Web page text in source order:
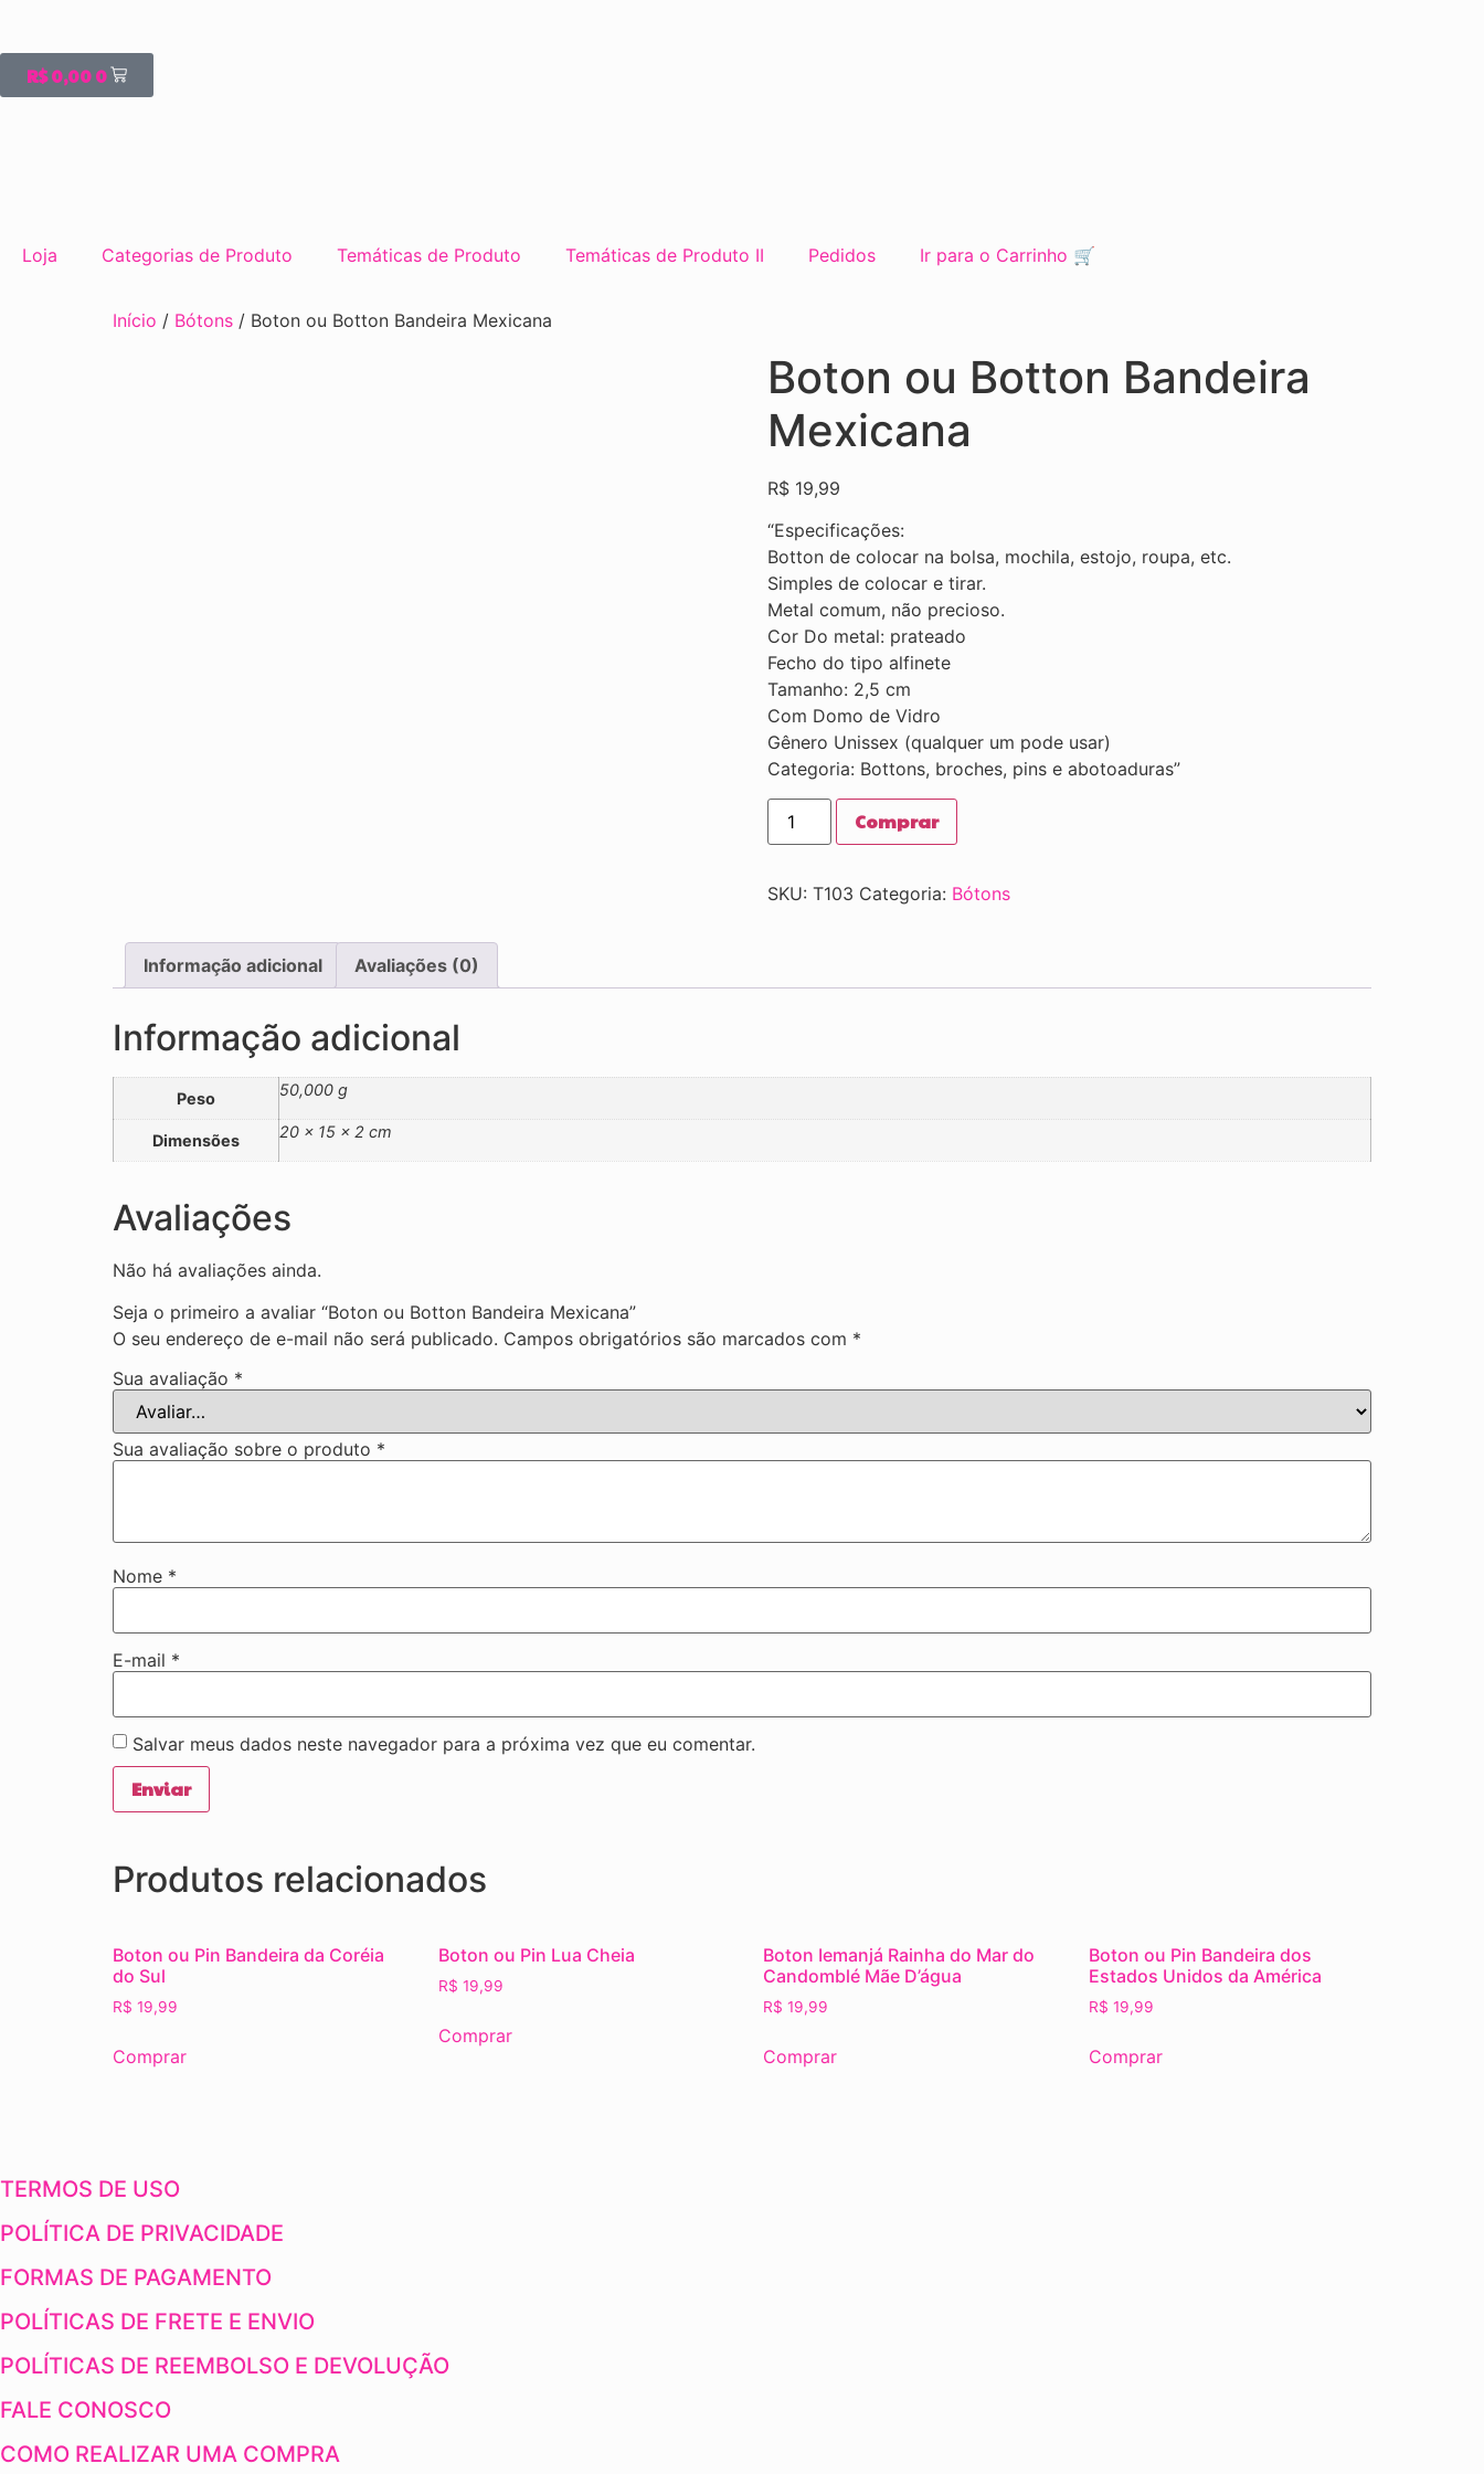
R$0,000
Loja Categorias de Produto Temáticas de Produto Temáticas de Produto II Pedidos Ir para o Carrinho 🛒
Início / Bótons / Boton ou Botton Bandeira Mexicana
Boton ou Botton Bandeira
Mexicana
R$19,99
“Especificações:
Botton de colocar na bolsa, mochila, estojo, roupa, etc.
Simples de colocar e tirar.
Metal comum, não precioso.
Cor Do metal: prateado
Fecho do tipo alfinete
Tamanho: 2,5 cm
Com Domo de Vidro
Gênero Unissex (qualquer um pode usar)
Categoria: Bottons, broches, pins e abotoaduras”
Comprar
SKU: T103 Categoria: Bótons
Informação adicional Avaliações (0)
Informação adicional
Peso 50,000 g
Dimensões 20 × 15 × 2 cm
Avaliações
Não há avaliações ainda.
Seja o primeiro a avaliar “Boton ou Botton Bandeira Mexicana”
O seu endereço de e-mail não será publicado. Campos obrigatórios são marcados com *
Sua avaliação *
Sua avaliação sobre o produto *
Nome *
E-mail *
Salvar meus dados neste navegador para a próxima vez que eu comentar.
Produtos relacionados
Boton ou Pin Bandeira da Coréia
do Sul
R$ 19,99
Comprar
Boton ou Pin Lua Cheia
R$ 19,99
Comprar
Boton Iemanjá Rainha do Mar do
Candomblé Mãe D’água
R$ 19,99
Comprar
Boton ou Pin Bandeira dos
Estados Unidos da América
R$ 19,99
Comprar
TERMOS DE USO
POLÍTICA DE PRIVACIDADE
FORMAS DE PAGAMENTO
POLÍTICAS DE FRETE E ENVIO
POLÍTICAS DE REEMBOLSO E DEVOLUÇÃO
FALE CONOSCO
COMO REALIZAR UMA COMPRA